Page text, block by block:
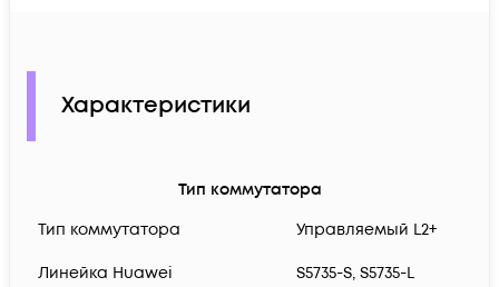
Характеристики
Тип коммутатора
Тип коммутатора
Управляемый L2+
Линейка Huawei S5735-S, S5735-L